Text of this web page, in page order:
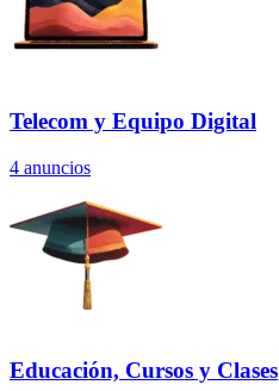
Telecom y Equipo Digital
4 anuncios
Educación, Cursos y Clases